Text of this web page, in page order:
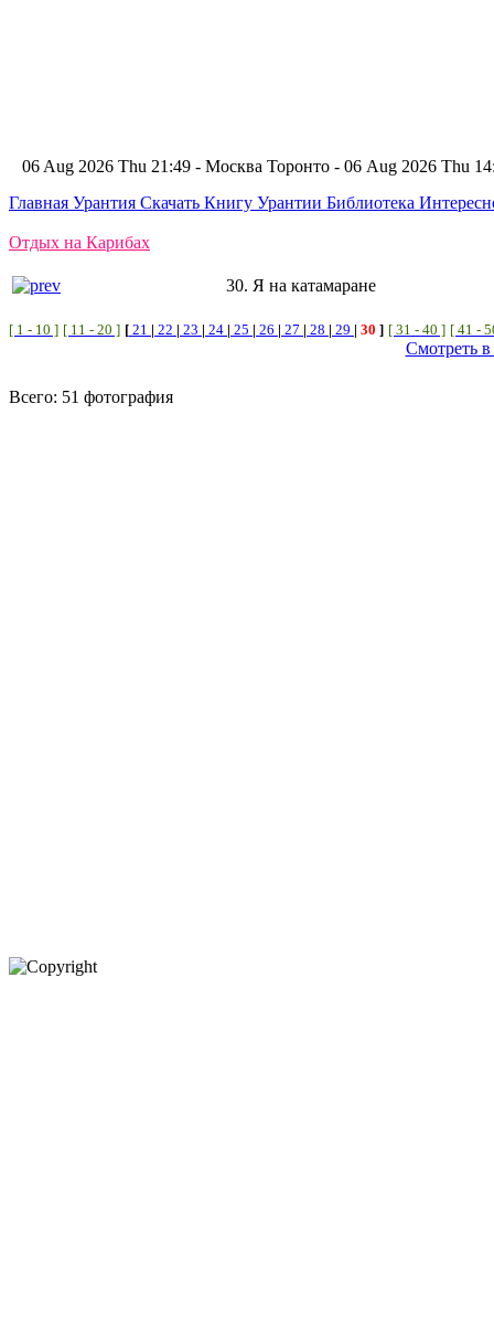
06 Aug 2026 Thu 21:49 - Москва Торонто - 06 Aug 2026 Thu
Главная Урантия Скачать Книгу Урантии Библиотека
Отдых на Карибах
30. Я на катамаране
[ 1 - 10 ] [ 11 - 20 ] [ 21 | 22 | 23 | 24 | 25 | 26 | 27 | 28 | 29 | 30 ] [ 31 - 40 ] [ 41 -
Смотреть
Всего: 51 фотография